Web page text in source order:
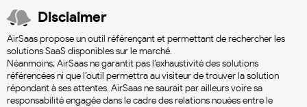
Disclaimer
AirSaas propose un outil référençant et permettant de rechercher les
solutions SaaS disponibles sur le marché.
Néanmoins, AirSaas ne garantit pas l’exhaustivité des solutions
référencées ni que l’outil permettra au visiteur de trouver la solution
répondant à ses attentes. AirSaas ne saurait par ailleurs voire sa
responsabilité engagée dans le cadre des relations nouées entre le